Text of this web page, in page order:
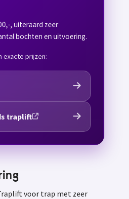
, uiteraard zeer
bochten en uitvoering.
exacte prijzen:
traplift
voor trap met zeer